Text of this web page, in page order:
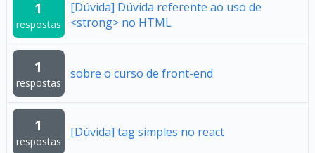
1
respostas
[Dúvida] Dúvida referente ao uso de
<strong> no HTML
1
respostas
sobre o curso de front-end
1
respostas
[Dúvida] tag simples no react